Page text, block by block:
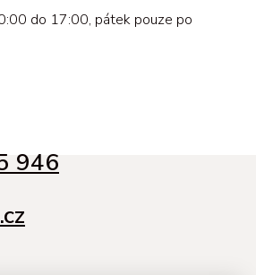
do 17:00, pátek pouze po
946